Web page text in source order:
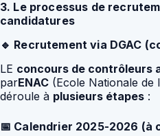
3. Le processus de
candidatures
🔹 Recrutement via DGAC
LE concours de contrôleurs
parENAC (Ecole Nationale de
déroule à plusieurs étapes :
📅 Calendrier 2025-2026 (à